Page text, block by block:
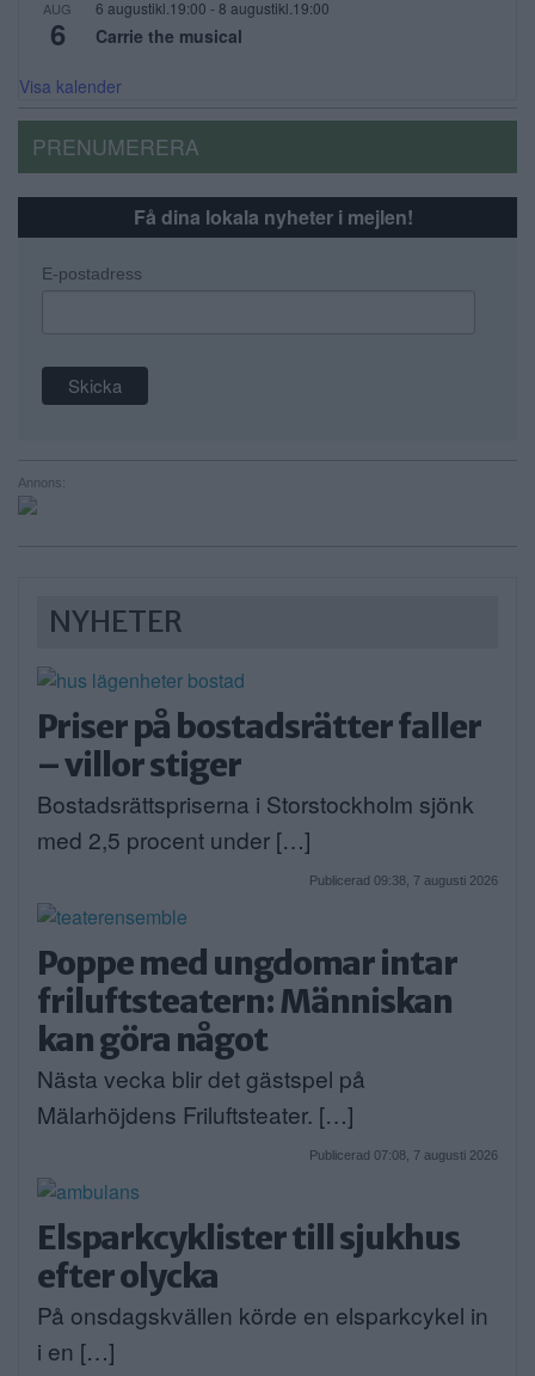
AUG
6
6 augustikl.19:00 - 8 augustikl.19:00
Carrie the musical
Visa kalender
PRENUMERERA
Få dina lokala nyheter i mejlen!
E-postadress
Annons:
NYHETER
Priser på bostadsrätter faller
– villor stiger
Bostadsrättspriserna i Storstockholm sjönk
med 2,5 procent under […]
Publicerad 09:38, 7 augusti 2026
Poppe med ungdomar intar
friluftsteatern: Människan
kan göra något
Nästa vecka blir det gästspel på
Mälarhöjdens Friluftsteater. […]
Publicerad 07:08, 7 augusti 2026
Elsparkcyklister till sjukhus
efter olycka
På onsdagskvällen körde en elsparkcykel in
i en […]